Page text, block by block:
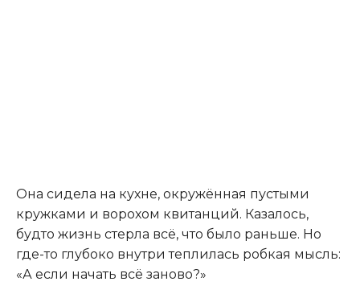
Она сидела на кухне, окружённая пустыми
кружками и ворохом квитанций. Казалось,
будто жизнь стерла всё, что было раньше. Но
где-то глубоко внутри теплилась робкая мысль:
«А если начать всё заново?»